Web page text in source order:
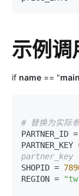
示例调
if name == "main
# 替换为实际
PARTNER_ID =
PARTNER_KEY
partner_key
SHOPID =
REGION =